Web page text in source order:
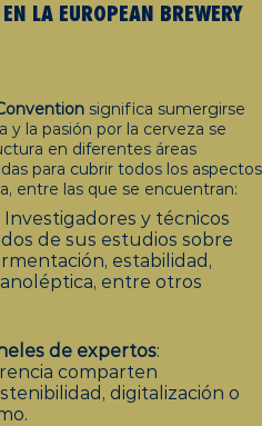
LA EUROPEAN
BREWERY
significa sumergirse
y la pasión por la cerveza se
en diferentes áreas
para cubrir todos los aspectos
entre las que se encuentran:
Investigadores y técnicos
de sus estudios sobre
estabilidad,
entre otros
de expertos:
comparten
digitalización o